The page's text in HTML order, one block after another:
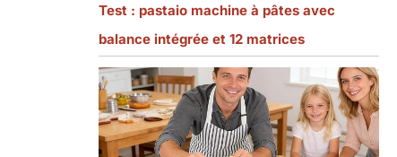
Test : pastaio machine à pâtes avec
balance intégrée et 12 matrices